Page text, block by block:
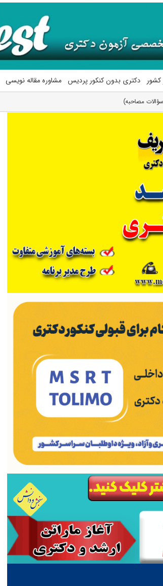
کشور دکتری بدون کنکور پردیس مشاوره مقاله نویسی
مصاحبه)